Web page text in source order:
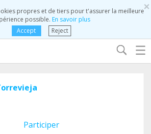
×
propres et de tiers pour t'assurer la meilleure
possible. En savoir plus
Accept
Reject
☰
Participer